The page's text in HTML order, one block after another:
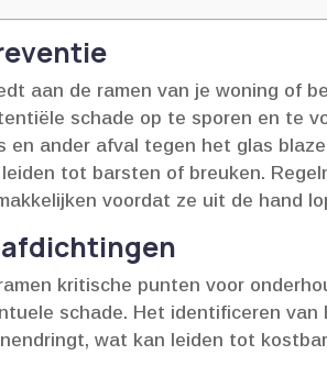
aan de ramen van je woning of
schade op te sporen en te
ander afval tegen het glas
tot barsten of breuken.​
voordat ze uit de hand
afdichtingen
kritische punten voor
schade.​ Het identificeren van
wat kan leiden tot